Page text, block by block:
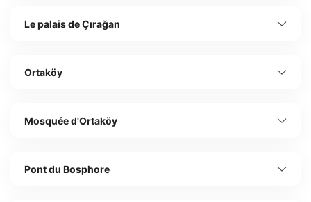
Le palais de Çırağan
Ortaköy
Mosquée d'Ortaköy
Pont du Bosphore